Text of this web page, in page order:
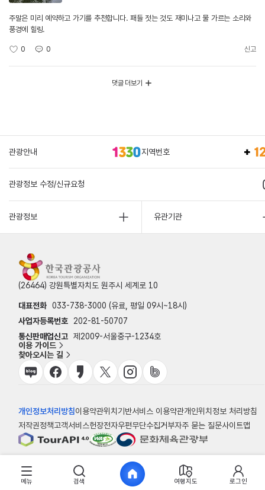
주말은 미리 예약하고 가기를 추천합니다. 패들 젓는 것도 재미나고 물 가르는 소리와
풍경에 힐링.
0 0 신고
댓글 더보기
관광안내 지역번호
관광정보 수정/신규요청
관광정보 유관기관
(26464) 강원특별자치도 원주시 세계로 10
대표전화 033-738-3000 (유료, 평일 09시~18시)
사업자등록번호
202-81-50707
통신판매업신고 제2009-서울중구-1234호
이용 가이드
찾아오시는 길
개인정보처리방침이용약관위치기반서비스 이용약관개인위치정보 처리방침
저작권정책고객서비스헌장전자우편무단수집거부자주 묻는 질문사이트맵
© 한국관광공사
메뉴 검색 여행지도 로그인